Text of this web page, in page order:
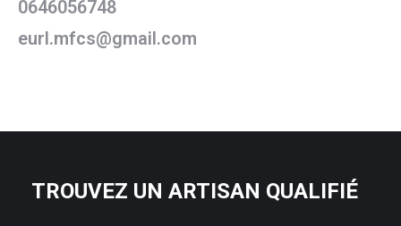
0646056748
eurl.mfcs@gmail.com
TROUVEZ UN ARTISAN QUALIFIÉ